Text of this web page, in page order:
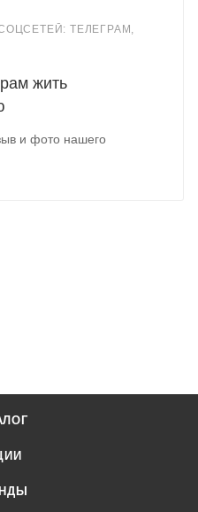
ТЕЛЕГРАМ,
жить
и фото нашего